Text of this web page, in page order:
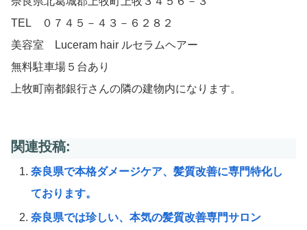
TEL ０７４５－４３－６２８２
美容室 Luceram hair ルセラムヘアー
無料駐車場５台あり
上牧町南都銀行さんの隣の建物内になります。
関連投稿:
奈良県で本格ダメージケア、髪質改善に専門特化し
ております。
奈良県では珍しい、本気の髪質改善専門サロン